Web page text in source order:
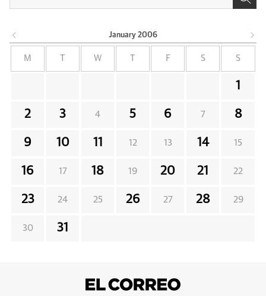
January 2006
M W F S S
1
2 3 4 5 6 7 8
9 10 11 12 13 14 15
16 17 18 19 20 21 22
23 24 25 26 27 28 29
30 31